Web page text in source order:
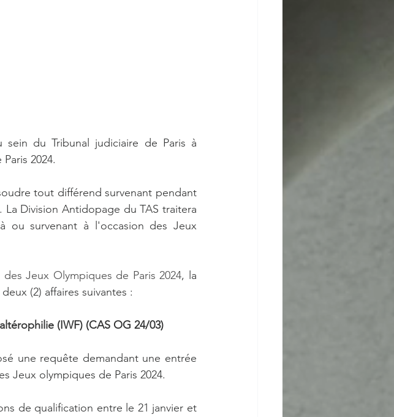
du Tribunal judiciaire de Paris à
2024.
tout différend survenant pendant
La Division Antidopage du TAS traitera
ou survenant à l'occasion des Jeux
des Jeux Olympiques de Paris 2024, la
(2) affaires suivantes :
(IWF) (CAS OG 24/03)
une requête demandant une entrée
Jeux olympiques de Paris 2024.
de qualification entre le 21 janvier et